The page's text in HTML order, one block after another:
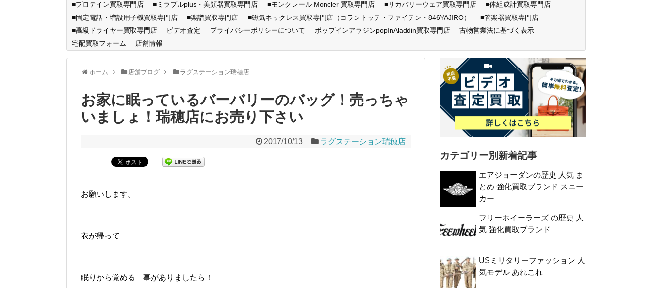
■プロテイン買取専門店
■ミラブルplus・美顔器買取専門店 ■モンクレール Moncler 買取専門店 ■リカバリーウェア買取専門店
■体組成計買取専門店
■固定電話・増設用子機買取専門店
■楽譜買取専門店 ■磁気ネックレス買取専門店（コラントッテ・ファイテン・846YAJIRO）
■管楽器買取専門店
■高級ドライヤー買取専門店
ビデオ査定 プライバシーポリシーについて ポップインアラジンpopInAladdin買取専門店
古物営業法に基づく表示
宅配買取フォーム
店舗情報
ホーム 店舗ブログ ラグステーション瑞穂店
お家に眠っているバーバリーのバッグ！売っちゃ
いましょ！瑞穂店にお売り下さい
2017/10/13 ラグステーション瑞穂店
お願いします。
衣が帰って
眠りから覚める 事がありましたら！
カテゴリー別新着記事
エアジョーダンの歴史 人気 ま
とめ 強化買取ブランド スニー
カー
フリーホイーラーズ の歴史 人
気 強化買取ブランド
USミリタリーファッション 人
気モデル あれこれ